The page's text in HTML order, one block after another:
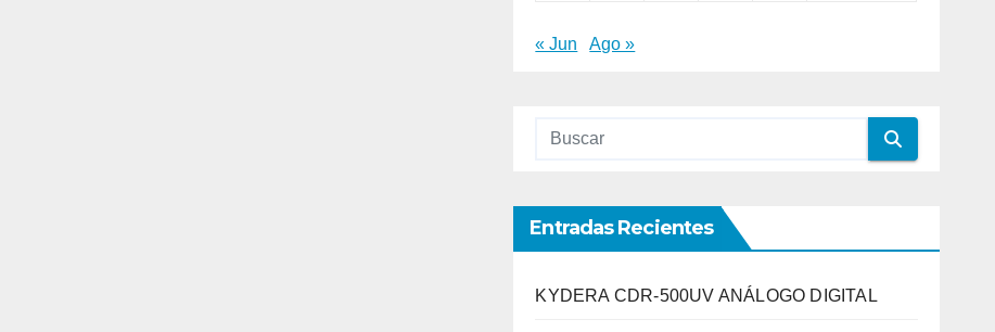
« Jun Ago »
Entradas Recientes
KYDERA CDR-500UV ANÁLOGO DIGITAL